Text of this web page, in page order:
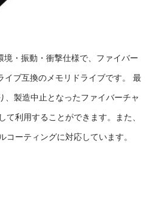
境・振動・衝撃仕様で、ファイバー
イブ互換のメモリドライブです。 最
、製造中止となったファイバーチャ
て利用することができます。また、
コーティングに対応しています。